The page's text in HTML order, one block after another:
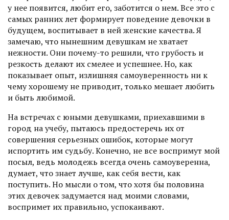
у нее появится, любит его, заботится о нем. Все это с
самых ранних лет формирует поведение девочки в
будущем, воспитывает в ней женские качества. Я
замечаю, что нынешним девушкам не хватает
нежности. Они почему-то решили, что грубость и
резкость делают их смелее и успешнее. Но, как
показывает опыт, излишняя самоуверенность ни к
чему хорошему не приводит, только мешает любить
и быть любимой.
На встречах с юными девушками, приехавшими в
город на учебу, пытаюсь предостеречь их от
совершения серьезных ошибок, которые могут
испортить им судьбу. Конечно, не все воспримут мой
посыл, ведь молодежь всегда очень самоуверенна,
думает, что знает лучше, как себя вести, как
поступить. Но мысли о том, что хотя бы половина
этих девочек задумается над моими словами,
воспримет их правильно, успокаивают.